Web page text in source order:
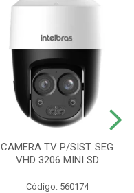
CAMERA TV P/SIST. SEG
VHD 3206 MINI SD
Código: 560174